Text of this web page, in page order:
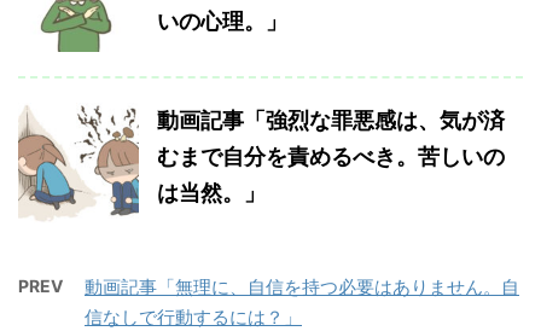
いの心理。」
動画記事「強烈な罪悪感は、気が済
むまで自分を責めるべき。苦しいの
は当然。」
PREV
動画記事「無理に、自信を持つ必要はありません。自
信なしで行動するには？」